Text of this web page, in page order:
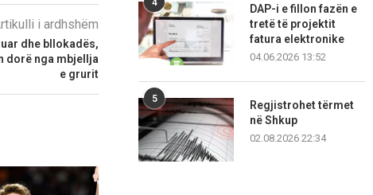
i ardhshëm
dhe bllokadës,
dorë nga mbjellja
e grurit
4
DAP-i e fillon fazën e
tretë të projektit
fatura elektronike
04.06.2026 13:52
5
Regjistrohet tërmet
në Shkup
02.08.2026 22:34